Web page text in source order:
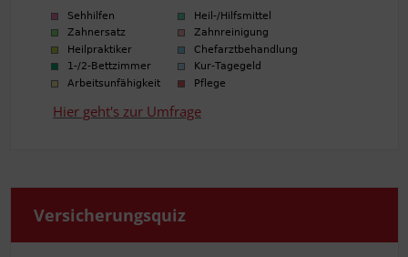
Hier geht's zur Umfrage
Ver­si­che­rungs­quiz